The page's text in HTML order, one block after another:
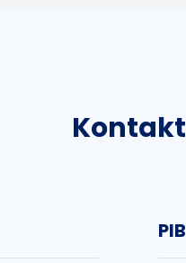
Kontakt
PIB